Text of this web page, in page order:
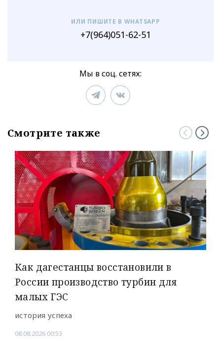
ИЛИ ПИШИТЕ В WHATSAPP
+7(964)051-62-51
Мы в соц. сетях:
Смотрите также
Как дагестанцы восстановили в
России производство турбин для
малых ГЭС
история успеха
08.08.2026 00:53